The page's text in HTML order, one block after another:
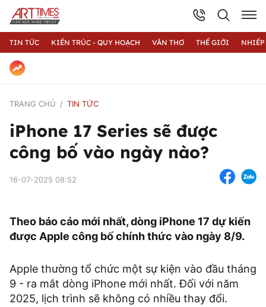
TIN TỨC KIẾN TRÚC - QUY HOẠCH VĂN THƠ THẾ GIỚI
TRANG CHỦ TIN TỨC
iPhone 17 Series sẽ được
công bố vào ngày nào?
16-07-2025 08:52
Theo báo cáo mới nhất, dòng iPhone 17 dự kiến
được Apple công bố chính thức vào ngày 8/9.
Apple thường tổ chức một sự kiện vào đầu tháng
9 - ra mắt dòng iPhone mới nhất. Đối với năm
2025, lịch trình sẽ không có nhiều thay đổi.